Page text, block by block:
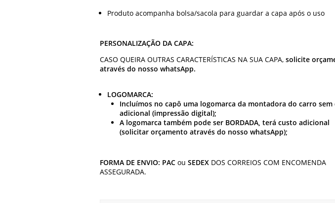
Produto acompanha bolsa/sacola para guardar a capa após o uso
PERSONALIZAÇÃO DA CAPA:
CASO QUEIRA OUTRAS CARACTERÍSTICAS NA SUA CAPA, solicite
através do nosso whatsApp.
LOGOMARCA:
Incluímos no capô uma logomarca da montadora do carro sem
adicional (impressão digital);
A logomarca também pode ser BORDADA, terá custo adicional
(solicitar orçamento através do nosso whatsApp);
FORMA DE ENVIO: PAC ou SEDEX DOS CORREIOS COM ENCOMENDA
ASSEGURADA.